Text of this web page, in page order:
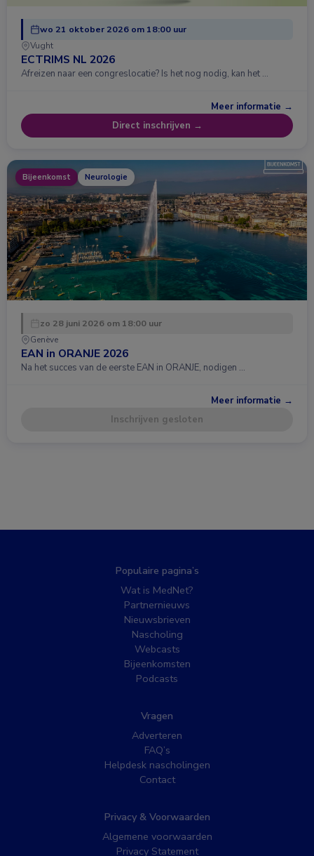
wo 21 oktober 2026 om 18:00 uur
Vught
ECTRIMS NL 2026
Afreizen naar een congreslocatie? Is het nog nodig, kan het …
Meer informatie →
Direct inschrijven →
Bijeenkomst Neurologie
zo 28 juni 2026 om 18:00 uur
Genève
EAN in ORANJE 2026
Na het succes van de eerste EAN in ORANJE, nodigen …
Meer informatie →
Inschrijven gesloten
Populaire pagina’s
Wat is MedNet?
Partnernieuws
Nieuwsbrieven
Nascholing
Webcasts
Bijeenkomsten
Podcasts
Vragen
Adverteren
FAQ’s
Helpdesk nascholingen
Contact
Privacy & Voorwaarden
Algemene voorwaarden
Privacy Statement